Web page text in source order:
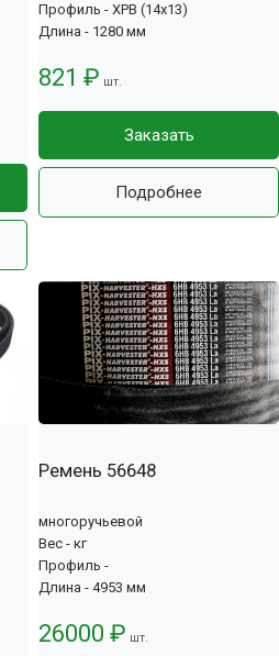
Профиль - XPB (14x13)
Длина - 1280 мм
821 ₽ шт.
Заказать
Подробнее
Ремень 56648
многоручьевой
Вес - кг
Профиль -
Длина - 4953 мм
26000 ₽ шт.